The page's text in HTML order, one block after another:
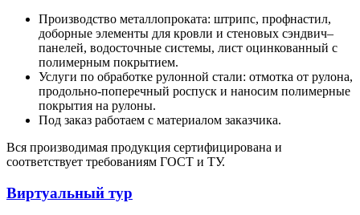
Производство металлопроката: штрипс, профнастил,
доборные элементы для кровли и стеновых сэндвич–
панелей, водосточные системы, лист оцинкованный с
полимерным покрытием.
Услуги по обработке рулонной стали: отмотка от рулона,
продольно-поперечный роспуск и наносим полимерные
покрытия на рулоны.
Под заказ работаем с материалом заказчика.
Вся производимая продукция сертифицирована и
соответствует требованиям ГОСТ и ТУ.
Виртуальный тур